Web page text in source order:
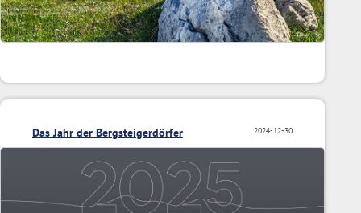
2024-12-30
Das Jahr der Bergsteigerdörfer